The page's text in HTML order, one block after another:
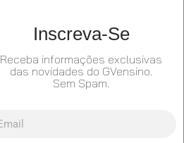
Inscreva-Se
Receba informações exclusivas
das novidades do GVensino.
Sem Spam.